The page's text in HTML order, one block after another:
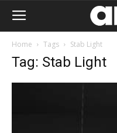
Home Tags Stab Light
Tag: Stab Light